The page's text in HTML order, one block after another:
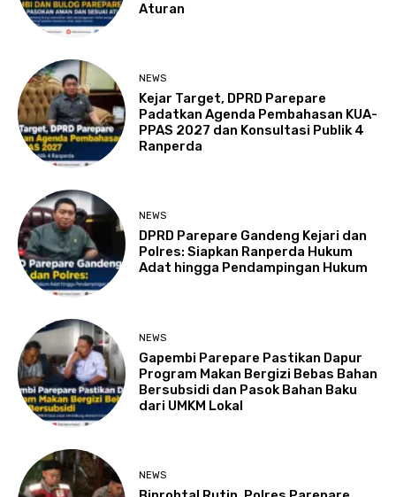
Aturan
NEWS
Kejar Target, DPRD Parepare
Padatkan Agenda Pembahasan KUA-
PPAS 2027 dan Konsultasi Publik 4
Ranperda
NEWS
DPRD Parepare Gandeng Kejari dan
Polres: Siapkan Ranperda Hukum
Adat hingga Pendampingan Hukum
NEWS
Gapembi Parepare Pastikan Dapur
Program Makan Bergizi Bebas Bahan
Bersubsidi dan Pasok Bahan Baku
dari UMKM Lokal
NEWS